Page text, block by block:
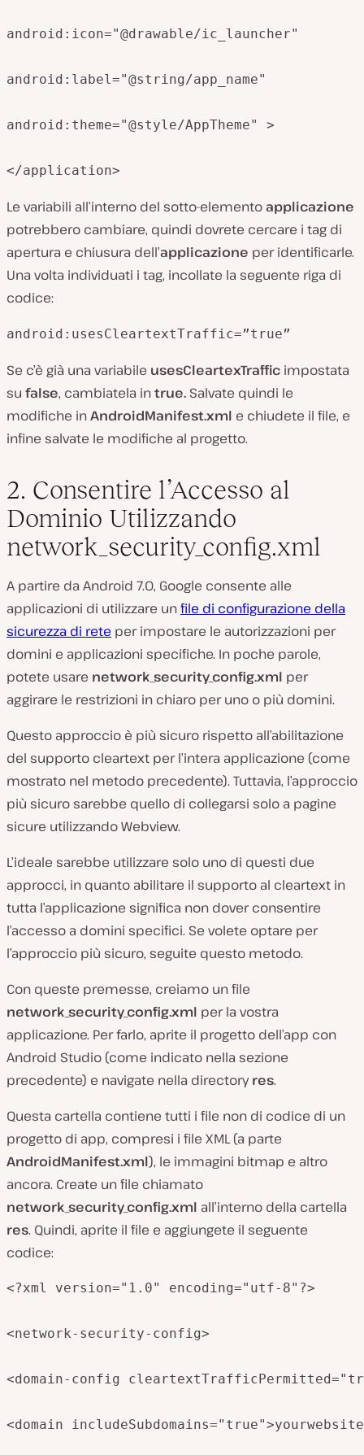
android:icon="@drawable/ic_launcher"
android:label="@string/app_name"
android:theme="@style/AppTheme" >
</application>
Le variabili all’interno del sotto-elementoapplicazione
potrebbero cambiare, quindi dovrete cercare i tag di
apertura e chiusura dell’applicazione per identificarle.
Una volta individuati i tag, incollate la seguente riga di
codice:
android:usesCleartextTraffic=”true”
Se c’è già una variabile usesCleartexTraffic impostata
su false, cambiatela intrue. Salvate quindi le
modifiche inAndroidManifest.xml e chiudete il file, e
infine salvate le modifiche al progetto.
2. Consentire l’Accesso al
Dominio Utilizzando
network_security_config.xml
A partire da Android 7.0, Google consente alle
applicazioni di utilizzare unfile di configurazione della
sicurezza di rete per impostare le autorizzazioni per
domini e applicazioni specifiche. In poche parole,
potete usare network_security_config.xml per
aggirare le restrizioni in chiaro per uno o più domini.
Questo approccio è più sicuro rispetto all’abilitazione
del supporto cleartext per l’intera applicazione (come
mostrato nel metodo precedente). Tuttavia, l’approccio
più sicuro sarebbe quello di collegarsi solo a pagine
sicure utilizzando Webview.
L’ideale sarebbe utilizzare solo uno di questi due
approcci, in quanto abilitare il supporto al cleartext in
tutta l’applicazione significa non dover consentire
l’accesso a domini specifici. Se volete optare per
l’approccio più sicuro, seguite questo metodo.
Con queste premesse, creiamo un file
network_security_config.xml per la vostra
applicazione. Per farlo, aprite il progetto dell’app con
Android Studio (come indicato nella sezione
precedente) e navigate nella directoryres.
Questa cartella contiene tutti i file non di codice di un
progetto di app, compresi i file XML (a parte
AndroidManifest.xml), le immagini bitmap e altro
ancora. Create un file chiamato
network_security_config.xml all’interno della cartella
res. Quindi, aprite il file e aggiungete il seguente
codice:
<?xml version="1.0" encoding="utf-8"?>
<network-security-config>
<domain-config
<domain